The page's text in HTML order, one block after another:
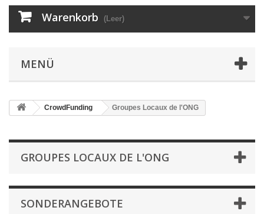
Warenkorb (Leer)
MENÜ
CrowdFunding Groupes Locaux de l'ONG
GROUPES LOCAUX DE L'ONG
SONDERANGEBOTE